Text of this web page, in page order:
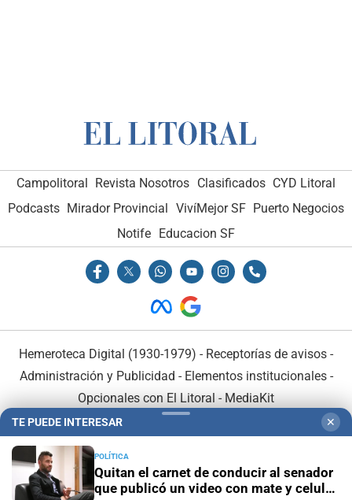
Campolitoral Revista Nosotros Clasificados CYD Litoral
Podcasts Mirador Provincial VivíMejor SF Puerto Negocios
Notife Educacion SF
Hemeroteca Digital (1930-1979) - Receptorías de avisos -
Administración y Publicidad - Elementos institucionales-
Opcionales con El Litoral - MediaKit
TE PUEDE INTERESAR ✕
POLÍTICA
Quitan el carnet de conducir al senador
que publicó un video con mate y celular